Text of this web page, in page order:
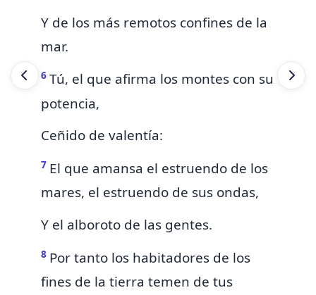
Y de los más remotos confines de la
mar.
6 Tú, el que afirma los montes con su
potencia,
Ceñido de valentía:
7 El que amansa el estruendo de los
mares, el estruendo de sus ondas,
Y el alboroto de las gentes.
8 Por tanto los habitadores de los
fines de la tierra temen de tus